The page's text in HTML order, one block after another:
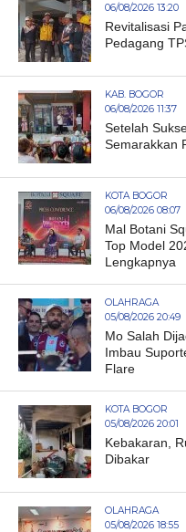
06/08/2026 13:20
Revitalisasi
Pedagang
KAB. BOGOR
06/08/2026 11:37
Setelah
Semarakkan
KOTA BOGOR
06/08/2026 08:07
Mal Botani
Top Model
Lengkapnya
OLAHRAGA
05/08/2026 20:49
Mo Salah
Imbau
Flare
KOTA BOGOR
05/08/2026 20:01
Kebakaran,
Dibakar
OLAHRAGA
05/08/2026 18:55